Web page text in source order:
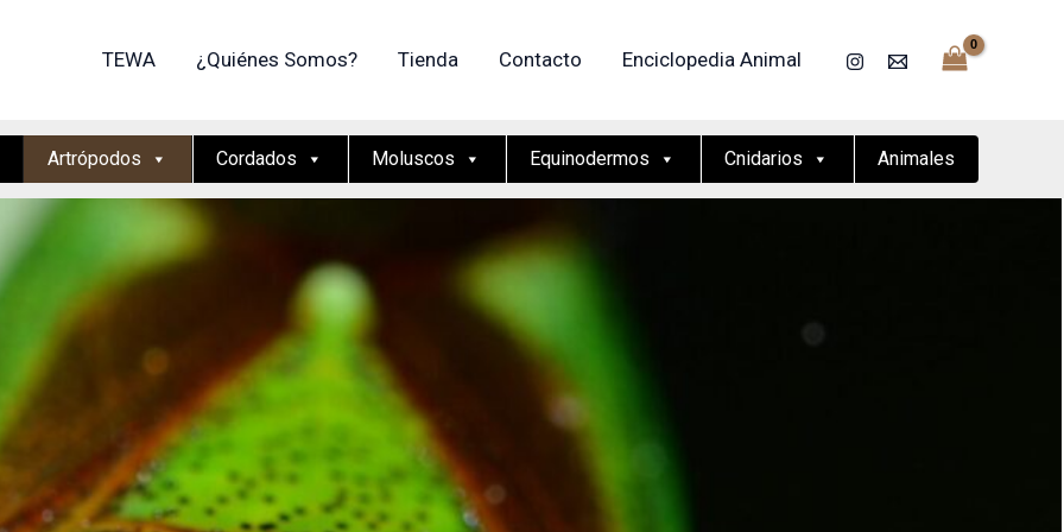
TEWA ¿Quiénes Somos? Tienda Contacto Enciclopedia Animal
Artrópodos Cordados Moluscos Equinodermos Cnidarios Animales